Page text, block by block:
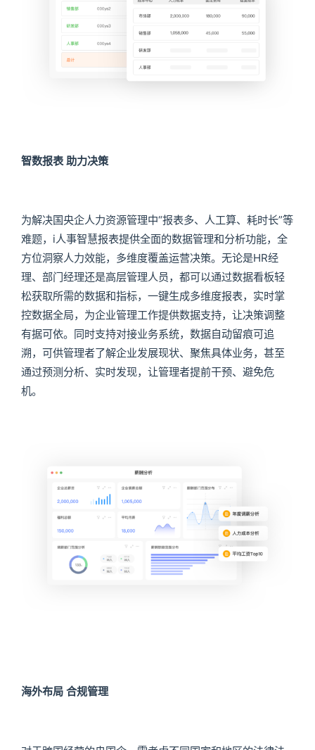
智数报表 助力决策
为解决国央企人力资源管理中“报表多、人工算、耗时长”等
难题，i人事智慧报表提供全面的数据管理和分析功能，全
方位洞察人力效能，多维度覆盖运营决策。无论是HR经
理、部门经理还是高层管理人员，都可以通过数据看板轻
松获取所需的数据和指标，一键生成多维度报表，实时掌
控数据全局，为企业管理工作提供数据支持，让决策调整
有据可依。同时支持对接业务系统，数据自动留痕可追
溯，可供管理者了解企业发展现状、聚焦具体业务，甚至
通过预测分析、实时发现，让管理者提前干预、避免危
机。
海外布局 合规管理